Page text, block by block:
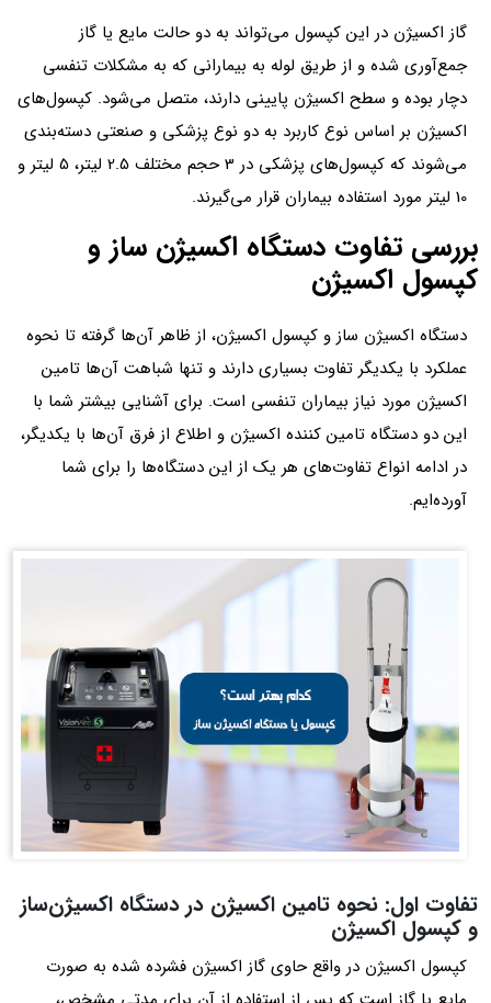
گاز اکسیژن در این کپسول می‌تواند به دو حالت مایع یا گاز
جمع‌آوری شده و از طریق لوله به بیمارانی که به مشکلات تنفسی
دچار بوده و سطح اکسیژن پایینی دارند، متصل می‌شود. کپسول‌های
اکسیژن بر اساس نوع کاربرد به دو نوع پزشکی و صنعتی دسته‌بندی
می‌شوند که کپسول‌های پزشکی در 3 حجم مختلف 2.5 لیتر، 5 لیتر و
10 لیتر مورد استفاده بیماران قرار می‌گیرند.
بررسی تفاوت دستگاه اکسیژن ساز و
کپسول اکسیژن
دستگاه اکسیژن ساز و کپسول اکسیژن، از ظاهر آن‌ها گرفته تا نحوه
عملکرد با یکدیگر تفاوت بسیاری دارند و تنها شباهت آن‌ها تامین
اکسیژن مورد نیاز بیماران تنفسی است. برای آشنایی بیشتر شما با
این دو دستگاه تامین کننده اکسیژن و اطلاع از فرق آن‌ها با یکدیگر،
در ادامه انواع تفاوت‌های هر یک از این دستگاه‌ها را برای شما
آورده‌ایم.
تفاوت اول: نحوه تامین اکسیژن در دستگاه اکسیژن‌ساز
و کپسول اکسیژن
کپسول اکسیژن در واقع حاوی گاز اکسیژن فشرده شده به صورت